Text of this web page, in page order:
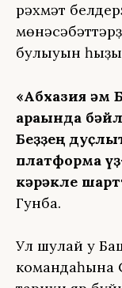
рәхмәт
булыуын
«Абхазия
араһында
Беҙҙең
платформа
кәрәкле
Гунба.
Ул шулай уҡ
командаһына